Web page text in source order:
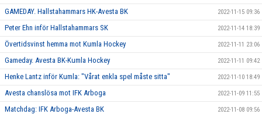
GAMEDAY. Hallstahammars HK-Avesta BK 2022-11-15 09:36
Peter Ehn inför Hallstahammars SK 2022-11-14 18:39
Övertidsvinst hemma mot Kumla Hockey 2022-11-11 23:06
Gameday. Avesta BK-Kumla Hockey 2022-11-11 09:42
Henke Lantz inför Kumla: "Vårat enkla spel måste sitta" 2022-11-10 18:49
Avesta chanslösa mot IFK Arboga 2022-11-09 11:55
Matchdag: IFK Arboga-Avesta BK 2022-11-08 09:56